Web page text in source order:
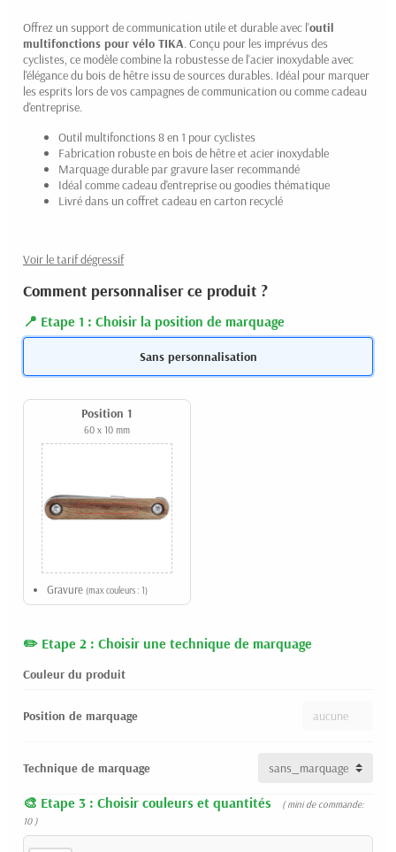
Offrez un support de communication utile et durable avec l'outil
multifonctions pour vélo TIKA . Conçu pour les imprévus des
cyclistes, ce modèle combine la robustesse de l'acier inoxydable avec
l'élégance du bois de hêtre issu de sources durables. Idéal pour marquer
les esprits lors de vos campagnes de communication ou comme cadeau
d'entreprise.
Outil multifonctions 8 en 1 pour cyclistes
Fabrication robuste en bois de hêtre et acier inoxydable
Marquage durable par gravure laser recommandé
Idéal comme cadeau d'entreprise ou goodies thématique
Livré dans un coffret cadeau en carton recyclé
Voir le tarif dégressif
Comment personnaliser ce produit ?
Etape 1 : Choisir la position de marquage
Sans personnalisation
Position 1
60 x 10 mm
Gravure (max couleurs : 1)
Etape 2 : Choisir une technique de marquage
Couleur du produit
Position de marquage
Technique de marquage
Etape 3 : Choisir couleurs et quantités
( mini de commande:
10 )